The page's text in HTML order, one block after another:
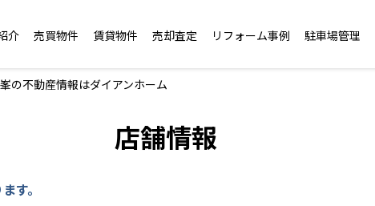
介 売買物件 賃貸物件 売却査定 リフォーム事例 駐車場管理
の不動産情報はダイアンホーム
店舗情報
す。